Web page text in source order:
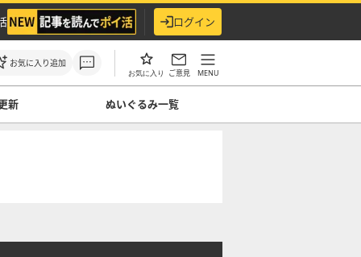
ログイン
お気に入り追加
お気に入り ご意見 MENU
新 ぬいぐるみ一覧